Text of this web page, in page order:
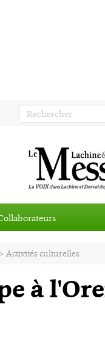
> Activités culturelles
à